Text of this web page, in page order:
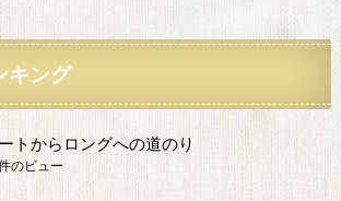
キング
トからロングへの道のり
のビュー